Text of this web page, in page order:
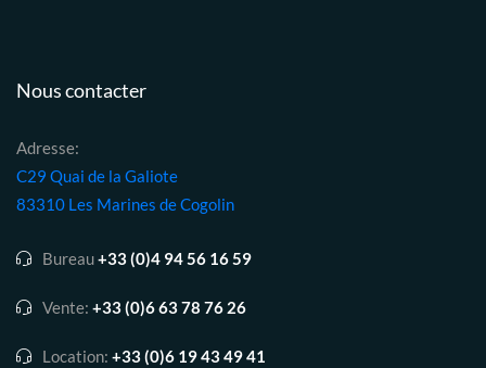
Nous contacter
Adresse:
C29 Quai de la Galiote
83310 Les Marines de Cogolin
Bureau+33 (0)4 94 56 16 59
Vente: +33 (0)6 63 78 76 26
Location: +33 (0)6 19 43 49 41